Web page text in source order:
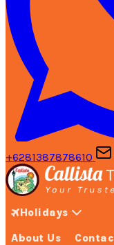
+6281387878610
Holidays
About Us